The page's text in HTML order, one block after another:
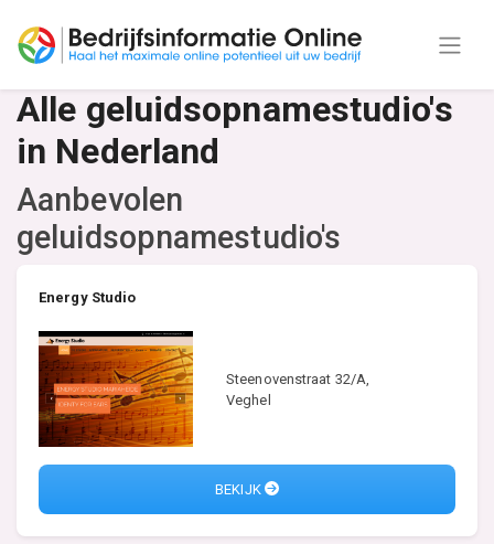
Alle geluidsopnamestudio's
in Nederland
Aanbevolen
geluidsopnamestudio's
Energy Studio
Steenovenstraat 32/A,
Veghel
BEKIJK